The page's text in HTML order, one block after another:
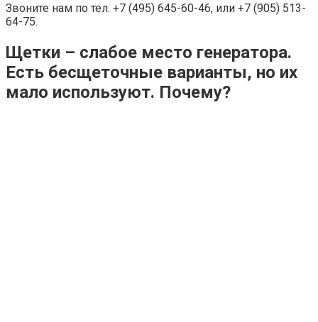
Звоните нам по тел. +7 (495) 645-60-46, или +7 (905) 513-
64-75.
Щетки – слабое место генератора.
Есть бесщеточные варианты, но их
мало используют. Почему?